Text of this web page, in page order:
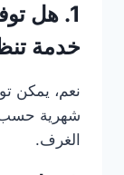
1. هل
خدمة
نعم، يمكن
شهرية حسب
الغرف.